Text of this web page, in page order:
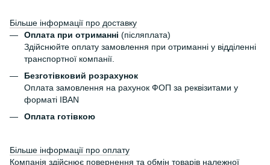
Більше інформації про доставку
Оплата при отриманні (післяплата)
Здійснюйте оплату замовлення при отриманні у відділенні
транспортної компанії.
Безготівковий розрахунок
Оплата замовлення на рахунок ФОП за реквізитами у
форматі IBAN
Оплата готівкою
Більше інформації про оплату
Компанія здійснює повернення та обмін товарів належної